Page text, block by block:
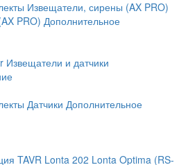
Извещатели, сирены (AX PRO)
PRO) Дополнительное
Извещатели и датчики
Датчики Дополнительное
TAVR Lonta 202 Lonta Optima (RS-